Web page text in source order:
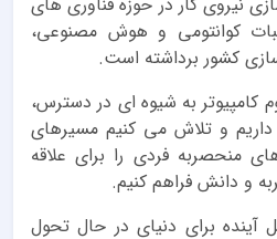
کوانتومی و هوش مصنوعی،
کشور برداشته است.
کامپیوتر به شیوه ای در دسترس،
داریم و تلاش می کنیم مسیرهای
منحصربه فردی را برای علاقه
و دانش فراهم کنیم.
برای دنیای در حال تحول